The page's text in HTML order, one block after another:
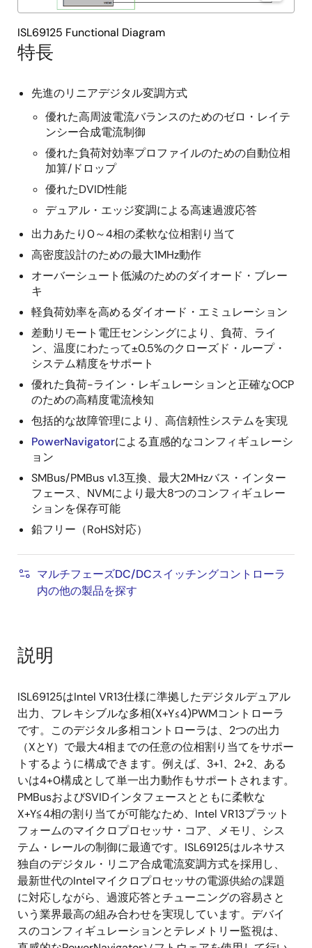
特長
先進のリニアデジタル変調方式
優れた高周波電流バランスのためのゼロ・レイテ
ンシー合成電流制御
優れた負荷対効率プロファイルのための自動位相
加算/ドロップ
優れたDVID性能
デュアル・エッジ変調による高速過渡応答
出力あたり0～4相の柔軟な位相割り当て
高密度設計のための最大1MHz動作
オーバーシュート低減のためのダイオード・ブレー
キ
軽負荷効率を高めるダイオード・エミュレーション
差動リモート電圧センシングにより、負荷、ライ
ン、温度にわたって±0.5%のクローズド・ループ・
システム精度をサポート
優れた負荷-ライン・レギュレーションと正確なOCP
のための高精度電流検知
包括的な故障管理により、高信頼性システムを実現
PowerNavigatorによる直感的なコンフィギュレーシ
ョン
SMBus/PMBus v1.3互換、最大2MHzバス・インター
フェース、NVMにより最大8つのコンフィギュレー
ションを保存可能
鉛フリー（RoHS対応）
マルチフェーズDC/DCスイッチングコントローラ
内の他の製品を探す
ISL69125 Functional Diagram
説明
ISL69125はIntel VR13仕様に準拠したデジタルデュアル
出力、フレキシブルな多相(X+Y≤4)PWMコントローラ
です。このデジタル多相コントローラは、2つの出力
（XとY）で最大4相までの任意の位相割り当てをサポー
トするように構成できます。例えば、3+1、2+2、ある
いは4+0構成として単一出力動作もサポートされます。
PMBusおよびSVIDインタフェースとともに柔軟な
X+Y≦4相の割り当てが可能なため、Intel VR13プラット
フォームのマイクロプロセッサ・コア、メモリ、シス
テム・レールの制御に最適です。ISL69125はルネサス
独自のデジタル・リニア合成電流変調方式を採用し、
最新世代のIntelマイクロプロセッサの電源供給の課題
に対応しながら、過渡応答とチューニングの容易さと
いう業界最高の組み合わせを実現しています。デバイ
スのコンフィギュレーションとテレメトリー監視は、